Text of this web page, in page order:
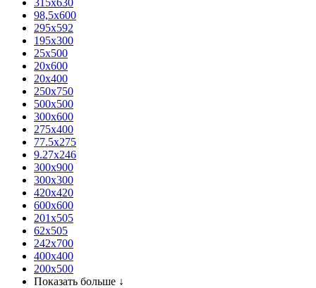
315x630
98,5х600
295x592
195х300
25x500
20х600
20х400
250x750
500x500
300x600
275x400
77.5х275
9.27x246
300x900
300x300
420х420
600х600
201х505
62х505
242х700
400х400
200х500
Показать больше ↓